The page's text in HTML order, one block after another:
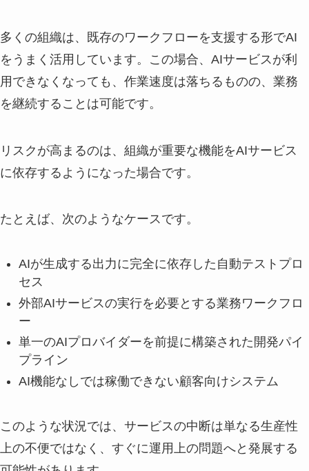
多くの組織は、既存のワークフローを支援する形でAI
をうまく活用しています。この場合、AIサービスが利
用できなくなっても、作業速度は落ちるものの、業務
を継続することは可能です。
リスクが高まるのは、組織が重要な機能をAIサービス
に依存するようになった場合です。
たとえば、次のようなケースです。
AIが生成する出力に完全に依存した自動テストプロ
セス
外部AIサービスの実行を必要とする業務ワークフロ
ー
単一のAIプロバイダーを前提に構築された開発パイ
プライン
AI機能なしでは稼働できない顧客向けシステム
このような状況では、サービスの中断は単なる生産性
上の不便ではなく、すぐに運用上の問題へと発展する